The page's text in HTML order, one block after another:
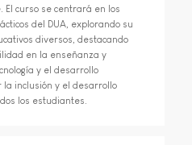
curso se centrará en los
del DUA, explorando su
diversos, destacando
en la enseñanza y
y el desarrollo
inclusión y el desarrollo
los estudiantes.